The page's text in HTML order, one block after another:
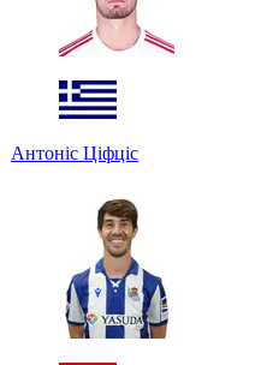
Антоніс Ціфціс